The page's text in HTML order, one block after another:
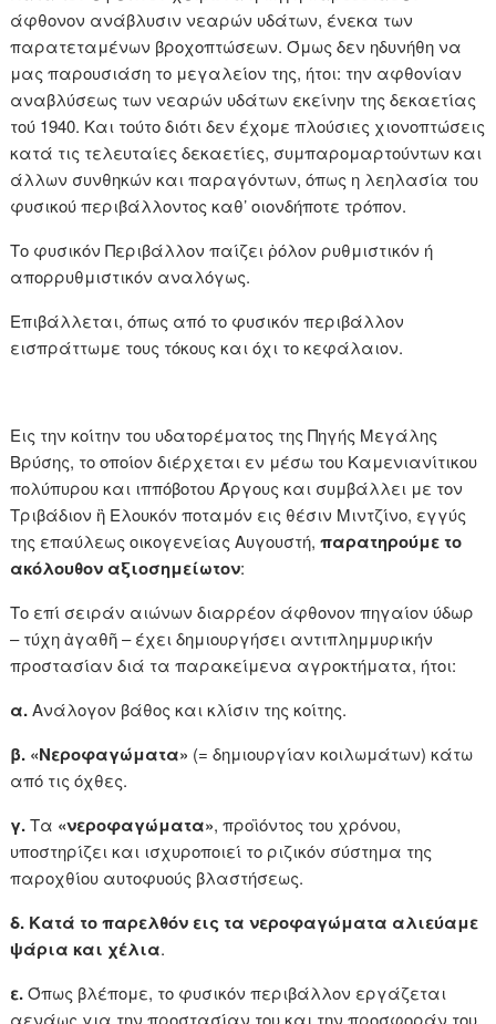
άφθονον ανάβλυσιν νεαρών υδάτων, ένεκα των
παρατεταμένων βροχοπτώσεων. Όμως δεν ηδυνήθη να
μας παρουσιάση το μεγαλείον της, ήτοι: την αφθονίαν
αναβλύσεως των νεαρών υδάτων εκείνην της δεκαετίας
τού 1940. Και τούτο διότι δεν έχομε πλούσιες χιονοπτώσεις
κατά τις τελευταίες δεκαετίες, συμπαρομαρτούντων και
άλλων συνθηκών και παραγόντων, όπως η λεηλασία του
φυσικού περιβάλλοντος καθ’ οιονδήποτε τρόπον.
Το φυσικόν Περιβάλλον παίζει ῥόλον ρυθμιστικόν ή
απορρυθμιστικόν αναλόγως.
Επιβάλλεται, όπως από το φυσικόν περιβάλλον
εισπράττωμε τους τόκους και όχι το κεφάλαιον.
Εις την κοίτην του υδατορέματος της Πηγής Μεγάλης
Βρύσης, το οποίον διέρχεται εν μέσω του Καμενιανίτικου
πολύπυρου και ιππόβοτου Άργους και συμβάλλει με τον
Τριβάδιον ἢ Ελουκόν ποταμόν εις θέσιν Μιντζίνο, εγγύς
της επαύλεως οικογενείας Αυγουστή,παρατηρούμε το
ακόλουθον αξιοσημείωτον:
Το επί σειράν αιώνων διαρρέον άφθονον πηγαίον ύδωρ
– τύχη ἀγαθῆ – έχει δημιουργήσει αντιπλημμυρικήν
προστασίαν διά τα παρακείμενα αγροκτήματα, ήτοι:
α.Ανάλογον βάθος και κλίσιν της κοίτης.
β. «Νεροφαγώματα» (= δημιουργίαν κοιλωμάτων) κάτω
από τις όχθες.
γ.Τα «νεροφαγώματα», προϊόντος του χρόνου,
υποστηρίζει και ισχυροποιεί το ριζικόν σύστημα της
παροχθίου αυτοφυούς βλαστήσεως.
δ. Κατά το παρελθόν εις τα νεροφαγώματα αλιεύαμε
ψάρια και χέλια.
ε.Όπως βλέπομε, το φυσικόν περιβάλλον εργάζεται
αενάως για την προστασίαν του και την προσφοράν του